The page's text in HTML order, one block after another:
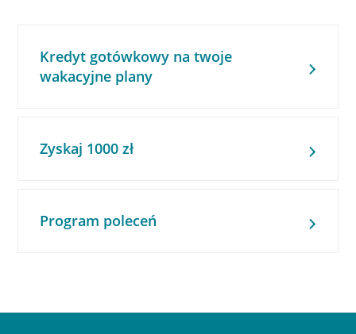
Kredyt gotówkowy na twoje
wakacyjne plany
Zyskaj 1000 zł
Program poleceń